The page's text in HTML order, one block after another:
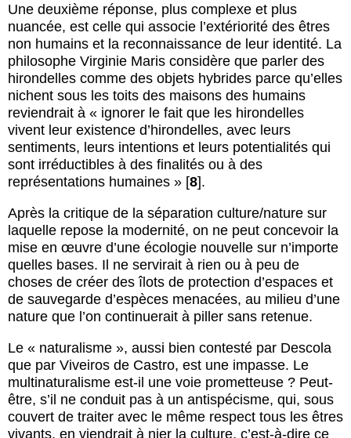
Une deuxième réponse, plus complexe et plus
nuancée, est celle qui associe l’extériorité des êtres
non humains et la reconnaissance de leur identité. La
philosophe Virginie Maris considère que parler des
hirondelles comme des objets hybrides parce qu’elles
nichent sous les toits des maisons des humains
reviendrait à « ignorer le fait que les hirondelles
vivent leur existence d’hirondelles, avec leurs
sentiments, leurs intentions et leurs potentialités qui
sont irréductibles à des finalités ou à des
représentations humaines » [8].
Après la critique de la séparation culture/nature sur
laquelle repose la modernité, on ne peut concevoir la
mise en œuvre d’une écologie nouvelle sur n’importe
quelles bases. Il ne servirait à rien ou à peu de
choses de créer des îlots de protection d’espaces et
de sauvegarde d’espèces menacées, au milieu d’une
nature que l’on continuerait à piller sans retenue.
Le « naturalisme », aussi bien contesté par Descola
que par Viveiros de Castro, est une impasse. Le
multinaturalisme est-il une voie prometteuse ? Peut-
être, s’il ne conduit pas à un antispécisme, qui, sous
couvert de traiter avec le même respect tous les êtres
vivants, en viendrait à nier la culture, c’est-à-dire ce